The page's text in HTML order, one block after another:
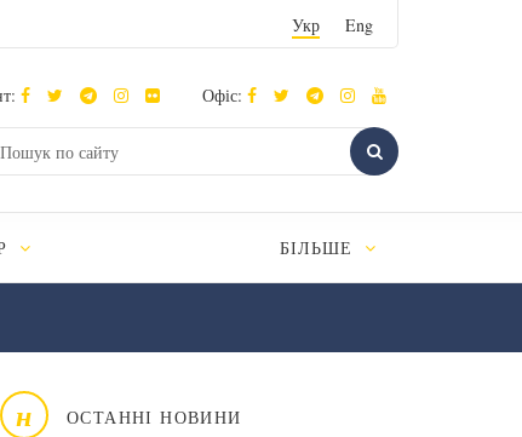
Укр Eng
Офіс:
БІЛЬШЕ
н ОСТАННІ НОВИНИ